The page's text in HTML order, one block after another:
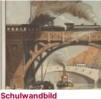
Schulwandbild